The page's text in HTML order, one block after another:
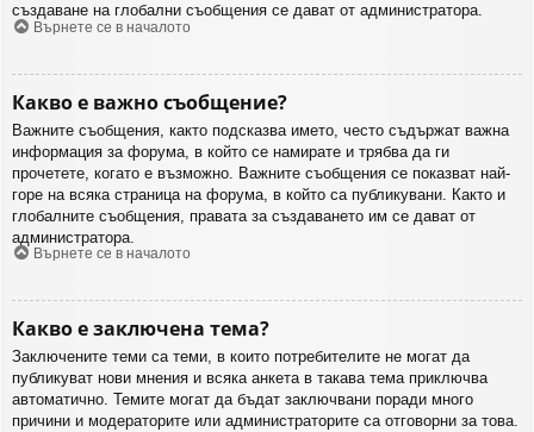
създаване на глобални съобщения се дават от администратора.
Върнете се в началото
Какво е важно съобщение?
Важните съобщения, както подсказва името, често съдържат важна
информация за форума, в който се намирате и трябва да ги
прочетете, когато е възможно. Важните съобщения се показват най-
горе на всяка страница на форума, в който са публикувани. Както и
глобалните съобщения, правата за създаването им се дават от
администратора.
Върнете се в началото
Какво е заключена тема?
Заключените теми са теми, в които потребителите не могат да
публикуват нови мнения и всяка анкета в такава тема приключва
автоматично. Темите могат да бъдат заключвани поради много
причини и модераторите или администраторите са отговорни за това.